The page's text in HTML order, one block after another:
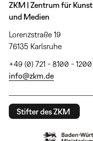
ZKM | Zentrum für Kunst
und Medien
Lorenzstraße 19
76135 Karlsruhe
+49 (0) 721 - 8100 - 1200
info@zkm.de
Stifter des ZKM